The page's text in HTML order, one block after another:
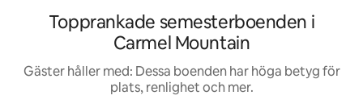
Topprankade semesterboenden i
Carmel Mountain
Gäster håller med: Dessa boenden har höga betyg för
plats, renlighet och mer.